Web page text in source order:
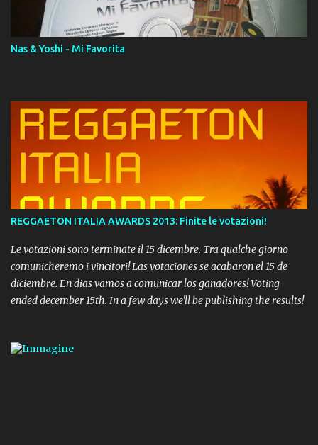
Momento!
Nas & Yoshi - Mi Favorita
REGGAETON ITALIA AWARDS 2013: Finite le votazioni!
Le votazioni sono terminate il 15 dicembre. Tra qualche giorno
comunicheremo i vincitori! Las votaciones se acabaron el 15 de
diciembre. En dias vamos a comunicar los ganadores! Voting
ended december 15th. In a few days we'll be publishing the results!